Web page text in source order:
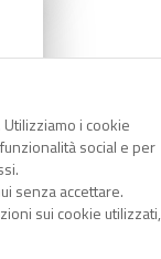
i cookie
social e per
senza accettare.
sui cookie utilizzati,